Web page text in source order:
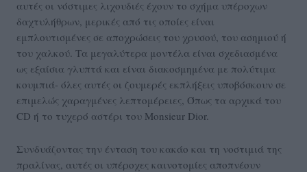
αυτές οι νόστιμες λιχουδιές έχουν το σχήμα υπέροχων
δαχτυλήθρων, μερικές από τις οποίες είναι
εμπλουτισμένες σε αποχρώσεις του χρυσού, του ασημιού ή
του χαλκού. Τα μεγαλύτερα μοντέλα είναι σχεδιασμένα
ως εξαίσια γλυπτά και είναι διακοσμημένα με πολύτιμα
κουμπιά- όλες αυτές οι ζουμερές εκπλήξεις υποβόσκουν σε
επιμελώς χαραγμένες λεπτομέρειες, Όπως τα αρχικά του
CD ή το τυχερό αστέρι του Monsieur Dior.
Συνδυάζοντας την ένταση του κακάο και τη νοστιμιά της
πραλίνας, αυτές οι υπέροχες καινοτομίες αποπνέουν